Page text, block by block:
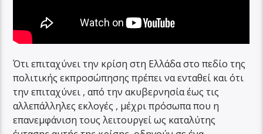
Ότι επιταχύνει την κρίση στη Ελλάδα στο πεδίο της
πολιτικής εκπροσώπησης πρέπει να ενταθεί και ότι
την επιταχύνει , από την ακυβερνησία έως τις
αλλεπάλληλες εκλογές , μέχρι πρόσωπα που η
επανεμφάνιση τους λειτουργεί ως καταλύτης